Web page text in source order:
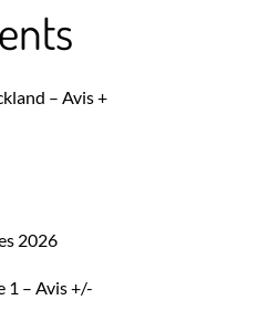
– Avis +
2026
1 – Avis +/-